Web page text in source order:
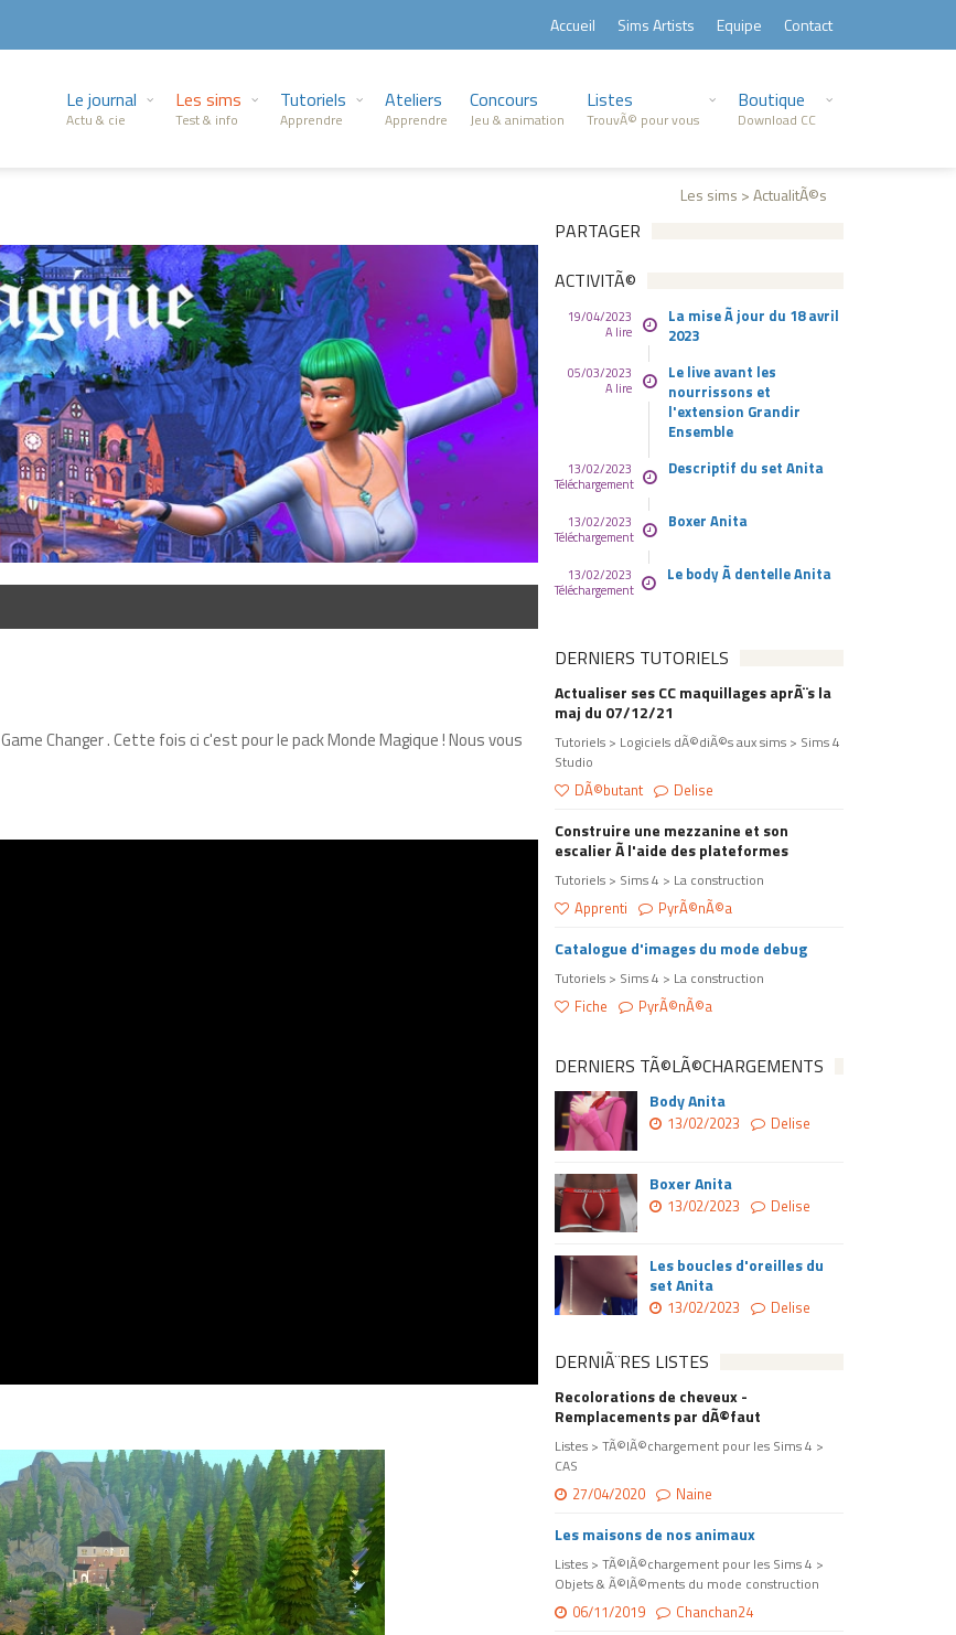
Accueil Sims Artists Equipe Contact
Le journal
Actu & cie
Les sims
Test & info
Tutoriels
Apprendre
Ateliers
Apprendre
Concours
Jeu & animation
Listes
TrouvÃ© pour vous
Boutique
Download CC
Les sims > ActualitÃ©s
Changer . Cette fois ci c'est pour le pack Monde Magique ! Nous vous
PARTAGER
ACTIVITÃ©
19/04/2023
A lire
La mise Ã jour du 18 avril
2023
05/03/2023
A lire
Le live avant les
nourrissons et
l'extension Grandir
Ensemble
13/02/2023
Téléchargement
Descriptif du set Anita
13/02/2023
Téléchargement
Boxer Anita
13/02/2023
Téléchargement
Le body Ã dentelle Anita
DERNIERS TUTORIELS
Actualiser ses CC maquillages aprÃ¨s la
maj du 07/12/21
Tutoriels > Logiciels dÃ©diÃ©s aux sims > Sims 4
Studio
DÃ©butant Delise
Construire une mezzanine et son
escalier Ã l'aide des plateformes
Tutoriels > Sims 4 > La construction
Apprenti PyrÃ©nÃ©a
Catalogue d'images du mode debug
Tutoriels > Sims 4 > La construction
Fiche PyrÃ©nÃ©a
DERNIERS TÃ©LÃ©CHARGEMENTS
Body Anita
13/02/2023 Delise
Boxer Anita
13/02/2023 Delise
Les boucles d'oreilles du
set Anita
13/02/2023 Delise
DERNIÃ¨RES LISTES
Recolorations de cheveux -
Remplacements par dÃ©faut
Listes > TÃ©lÃ©chargement pour les Sims 4 >
CAS
27/04/2020 Naine
Les maisons de nos animaux
Listes > TÃ©lÃ©chargement pour les Sims 4 >
Objets & Ã©lÃ©ments du mode construction
06/11/2019 Chanchan24